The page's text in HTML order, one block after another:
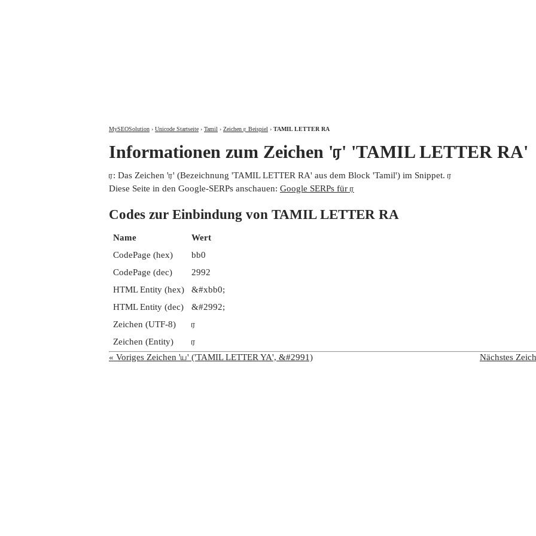
MySEOSolution › Unicode Startseite › Tamil › Zeichen ர Beispiel › TAMIL LETTER RA
Informationen zum Zeichen 'ர' 'TAMIL LETTER RA'
ர: Das Zeichen 'ர' (Bezeichnung 'TAMIL LETTER RA' aus dem Block 'Tamil') im Snippet. ர
Diese Seite in den Google-SERPs anschauen: Google SERPs für ர
Codes zur Einbindung von TAMIL LETTER RA
Name
Wert
CodePage (hex)
bb0
CodePage (dec)
2992
HTML Entity (hex)
&#xbb0;
HTML Entity (dec)
&#2992;
Zeichen (UTF-8)
ர
Zeichen (Entity)
ர
« Voriges Zeichen 'ய' ('TAMIL LETTER YA', &#2991)
Nächstes